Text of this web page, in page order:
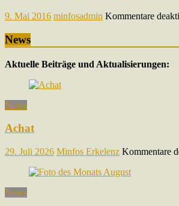
9. Mai 2016 minfosadmin Kommentare
News
Aktuelle Beiträge und Aktualisierungen:
News
Achat
29. Juli 2026 Minfos Erkelenz Kommentare
News